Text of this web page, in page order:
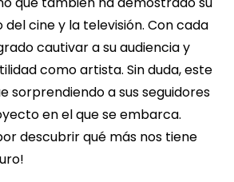
cine y la televisión. Con cada
cautivar a su audiencia y
como artista. Sin duda, este
sorprendiendo a sus seguidores
en el que se embarca.
descubrir qué más nos tiene